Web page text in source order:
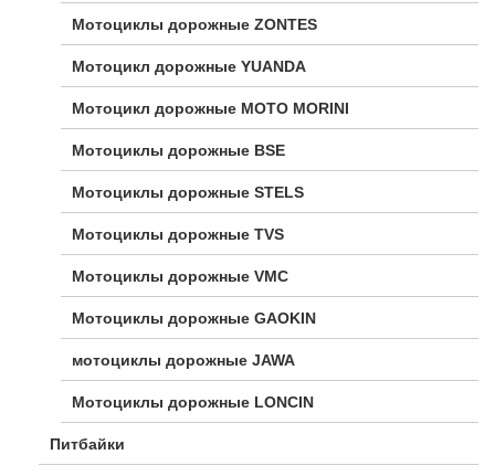
Мотоциклы дорожные ZONTES
Мотоцикл дорожные YUANDA
Мотоцикл дорожные МОТО MORINI
Мотоциклы дорожные BSE
Мотоциклы дорожные STELS
Мотоциклы дорожные TVS
Мотоциклы дорожные VMC
Мотоциклы дорожные GAOKIN
мотоциклы дорожные JAWA
Мотоциклы дорожные LONCIN
Питбайки